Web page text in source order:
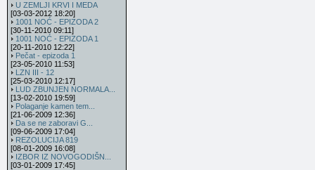
U ZEMLJI KRVI I MEDA
[03-03-2012 18:20]
1001 NOĆ - EPIZODA 2
[30-11-2010 09:11]
1001 NOĆ - EPIZODA 1
[20-11-2010 12:22]
Pečat - epizoda 1
[23-05-2010 11:53]
LZN III - 12
[25-03-2010 12:17]
LUD ZBUNJEN NORMALA...
[13-02-2010 19:59]
Polaganje kamen tem...
[21-06-2009 12:36]
Da se ne zaboravi G...
[09-06-2009 17:04]
REZOLUCIJA 819
[08-01-2009 16:08]
IZBOR IZ NOVOGODIŠN...
[03-01-2009 17:45]